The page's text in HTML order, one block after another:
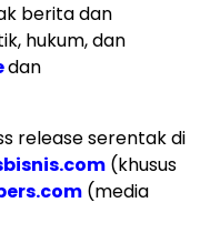
berita dan
hukum, dan
dan
release serentak di
(khusus
(media